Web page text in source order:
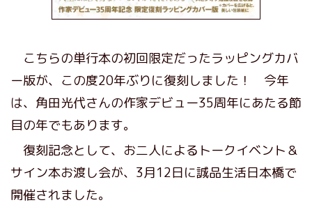
こちらの単行本の初回限定だったラッピングカバ
ー版が、この度20年ぶりに復刻しました！ 今年
は、角田光代さんの作家デビュー35周年にあたる節
目の年でもあります。
復刻記念として、お二人によるトークイベント＆
サイン本お渡し会が、3月12日に誠品生活日本橋で
開催されました。